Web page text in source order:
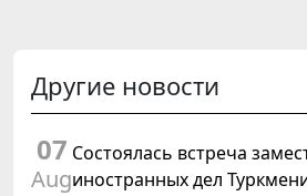
Другие новости
07
Aug
Состоялась встреча
иностранных дел